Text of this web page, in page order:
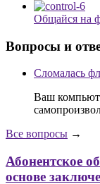
Общайся на
Вопросы и
Сломалась
Ваш
Все вопросы →
Абонентское
основе